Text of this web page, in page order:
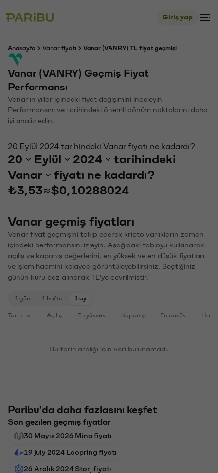
Giriş yap
Anasayfa Vanar fiyatı Vanar (VANRY) TL fiyat geçmişi
Vanar (VANRY) Geçmiş Fiyat
Performansı
Vanar'ın yıllar içindeki fiyat değişimini inceleyin.
Performansını ve tarihindeki önemli dönüm noktalarını daha
iyi analiz edin.
20 Eylül 2024 tarihindeki Vanar fiyatı ne kadardı?
20 Eylül 2024
tarihindeki
Vanar
fiyatı ne kadardı?
₺3,53≈$0,10288024
Vanar geçmiş fiyatları
Vanar fiyat geçmişini takip ederek kripto varlıkların zaman
içindeki performansını izleyin. Aşağıdaki tabloyu kullanarak
açılış ve kapanış değerlerini, en yüksek ve en düşük fiyatları
ve işlem hacmini kolayca görüntüleyebilirsiniz. Seçtiğiniz
günün kuru baz alınarak TL'ye çevrilmiştir.
1 gün 1 hafta 1 ay
Tarih Açılış En yüksek Kapanış En düşük
Bu tarih aralığı için veri bulunamadı.
Paribu'da daha fazlasını keşfet
Son gezilen geçmiş fiyatlar
30 Mayıs 2026 Mina fiyatı
19 july 2024 Loopring fiyatı
26 Aralık 2024 Storj fiyatı